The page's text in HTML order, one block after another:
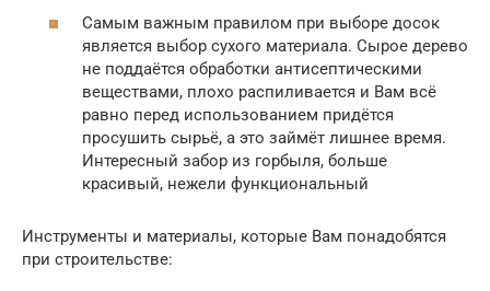
Самым важным правилом при выборе досок
является выбор сухого материала. Сырое дерево
не поддаётся обработки антисептическими
веществами, плохо распиливается и Вам всё
равно перед использованием придётся
просушить сырьё, а это займёт лишнее время.
Интересный забор из горбыля, больше
красивый, нежели функциональный
Инструменты и материалы, которые Вам понадобятся
при строительстве: